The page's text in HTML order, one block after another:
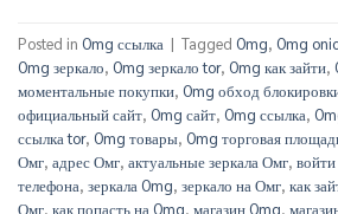
Posted in Omg ссылка | Tagged Omg, Omg
Omg зеркало, Omg зеркало tor, Omg как зайти,
моментальные покупки, Omg обход
официальный сайт, Omg сайт, Omg ссылка,
ссылка tor, Omg товары, Omg торговая
Омг, адрес Омг, актуальные зеркала Омг,
телефона, зеркала Omg, зеркало на Омг, как
Омг, как попасть на Omg, магазин Omg,